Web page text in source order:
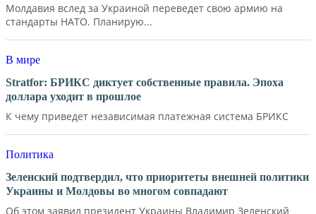
Молдавия вслед за Украиной переведет свою армию на
стандарты НАТО. Планирую...
В мире
Stratfor: БРИКС диктует собственные правила. Эпоха
доллара уходит в прошлое
К чему приведет независимая платежная система БРИКС
Политика
Зеленский подтвердил, что приоритеты внешней политики
Украины и Молдовы во многом совпадают
Об этом заявил президент Украины Владимир Зеленский